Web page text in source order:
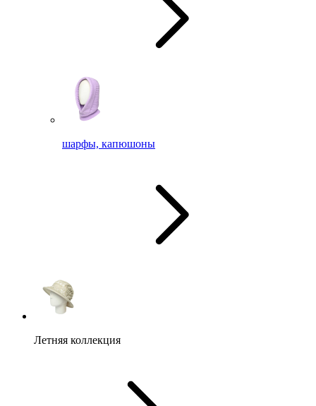
шарфы, капюшоны
Летняя коллекция